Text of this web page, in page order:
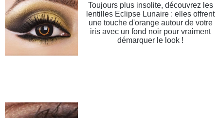
Toujours plus insolite, découvrez les
lentilles Eclipse Lunaire : elles offrent
une touche d'orange autour de votre
iris avec un fond noir pour vraiment
démarquer le look !